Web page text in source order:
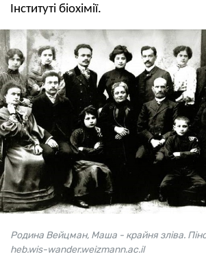
Інституті біохімії.
Родина Вейцман, Маша - крайня зліва.
heb.wis-wander.weizmann.ac.il